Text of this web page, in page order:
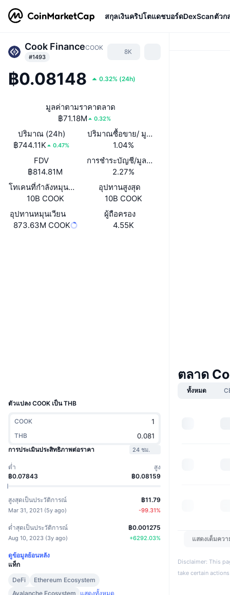
สกุลเงินคริปโตแดชบอร์ดDexScanตัวก
Cook FinanceCOOK
#1493
8K
฿0.08148 0.32% (24h)
มูลค่าตามราคาตลาด
฿71.18M
0.32%
ปริมาณ (24h)
฿744.11K
0.47%
ปริมาณซื้อขาย/ มูลค่าหลักทรัพย์ตามราคา
1.04%
FDV
฿814.81M
การชำระบัญชี/มูลค่าตลาด
2.27%
โทเคนที่กำลังหมุนเวียนหรือถูกล็อค
10B COOK
อุปทานสูงสุด
10B COOK
อุปทานหมุนเวียน
873.63M COOK
ผู้ถือครอง
4.55K
ตัวแปลง COOK เป็น THB
COOK
THB
การประเมินประสิทธิภาพต่อราคา
24 ชม.
ต่ำ
฿0.07843
สูง
฿0.08159
สูงสุดเป็นประวัติการณ์
Mar 31, 2021 (5y ago)
฿11.79
-99.31%
ต่ำสุดเป็นประวัติการณ์
Aug 10, 2023 (3y ago)
฿0.001275
+6292.03%
ดูข้อมูลย้อนหลัง
แท็ก
DeFi
Ethereum Ecosystem
Avalanche Ecosystem
แสดงทั้งหมด
ตลาด
ทั้งหมด
แสดงเต็มควา
Disclaimer: This
take certain